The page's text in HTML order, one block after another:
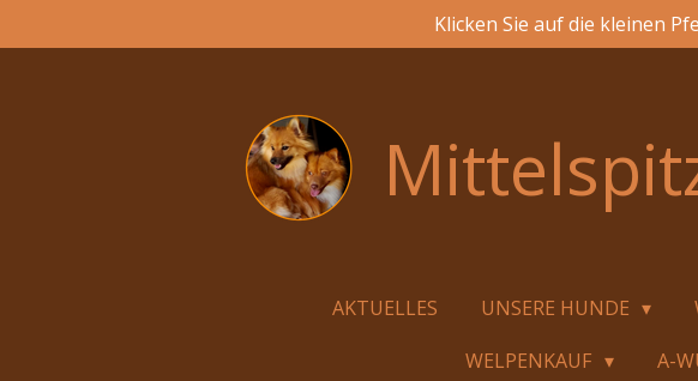
Hauptinhalt
Klicken Sie auf die kleinen
AKTUELLES UNSERE HUNDE
WELPENKAUF
A-